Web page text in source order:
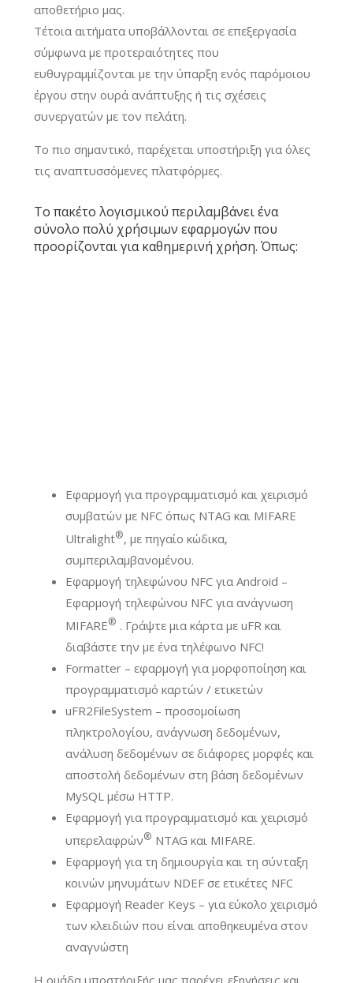
αποθετήριο μας.
Τέτοια αιτήματα υποβάλλονται σε επεξεργασία
σύμφωνα με προτεραιότητες που
ευθυγραμμίζονται με την ύπαρξη ενός παρόμοιου
έργου στην ουρά ανάπτυξης ή τις σχέσεις
συνεργατών με τον πελάτη.
Το πιο σημαντικό, παρέχεται υποστήριξη για όλες
τις αναπτυσσόμενες πλατφόρμες.
Το πακέτο λογισμικού περιλαμβάνει ένα
σύνολο πολύ χρήσιμων εφαρμογών που
προορίζονται για καθημερινή χρήση. Όπως:
Εφαρμογή για προγραμματισμό και χειρισμό
συμβατών με NFC όπως NTAG και MIFARE
Ultralight®, με πηγαίο κώδικα,
συμπεριλαμβανομένου.
Εφαρμογή τηλεφώνου NFC για Android –
Εφαρμογή τηλεφώνου NFC για ανάγνωση
MIFARE® . Γράψτε μια κάρτα με uFR και
διαβάστε την με ένα τηλέφωνο NFC!
Formatter – εφαρμογή για μορφοποίηση και
προγραμματισμό καρτών / ετικετών
uFR2FileSystem – προσομοίωση
πληκτρολογίου, ανάγνωση δεδομένων,
ανάλυση δεδομένων σε διάφορες μορφές και
αποστολή δεδομένων στη βάση δεδομένων
MySQL μέσω HTTP.
Εφαρμογή για προγραμματισμό και χειρισμό
υπερελαφρών® NTAG και MIFARE.
Εφαρμογή για τη δημιουργία και τη σύνταξη
κοινών μηνυμάτων NDEF σε ετικέτες NFC
Εφαρμογή Reader Keys – για εύκολο χειρισμό
των κλειδιών που είναι αποθηκευμένα στον
αναγνώστη
Η ομάδα υποστήριξής μας παρέχει εξηγήσεις και